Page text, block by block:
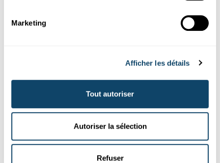
Marketing
Afficher les détails
Tout autoriser
Autoriser la sélection
Refuser
SERM (selektiv Östrogeenrezeptormodulatoren)
Hannergrondartikel vum Diane Bertel
Editorin: Sonia Ramos (FNR)
Iwwersetzerin: Nadia Taouil (www.t9n.lu)